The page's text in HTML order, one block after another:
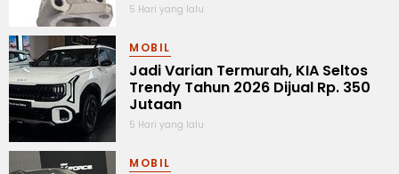
5 Hari yang lalu
MOBIL
Jadi Varian Termurah, KIA Seltos
Trendy Tahun 2026 Dijual Rp. 350
Jutaan
5 Hari yang lalu
MOBIL